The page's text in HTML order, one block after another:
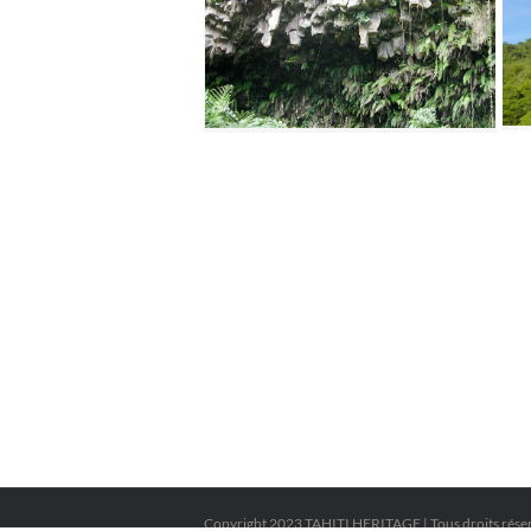
Orgues basaltiques de la
Papenoo
Copyright 2023 TAHITI HERITAGE | Tous droits